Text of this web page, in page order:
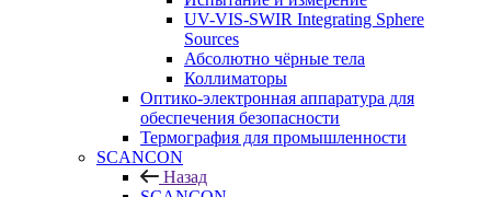
UV-VIS-SWIR Integrating Sphere
Sources
Абсолютно чёрные тела
Коллиматоры
Оптико-электронная аппаратура для
обеспечения безопасности
Термография для промышленности
SCANCON
Назад